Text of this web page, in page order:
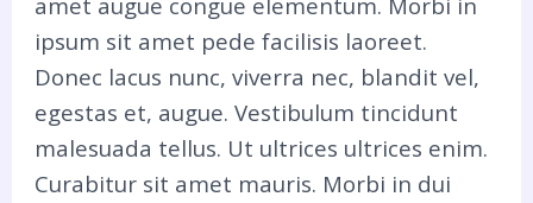
ipsum sit amet pede facilisis laoreet.
Donec lacus nunc, viverra nec, blandit vel,
egestas et, augue. Vestibulum tincidunt
malesuada tellus. Ut ultrices ultrices enim.
Curabitur sit amet mauris. Morbi in dui